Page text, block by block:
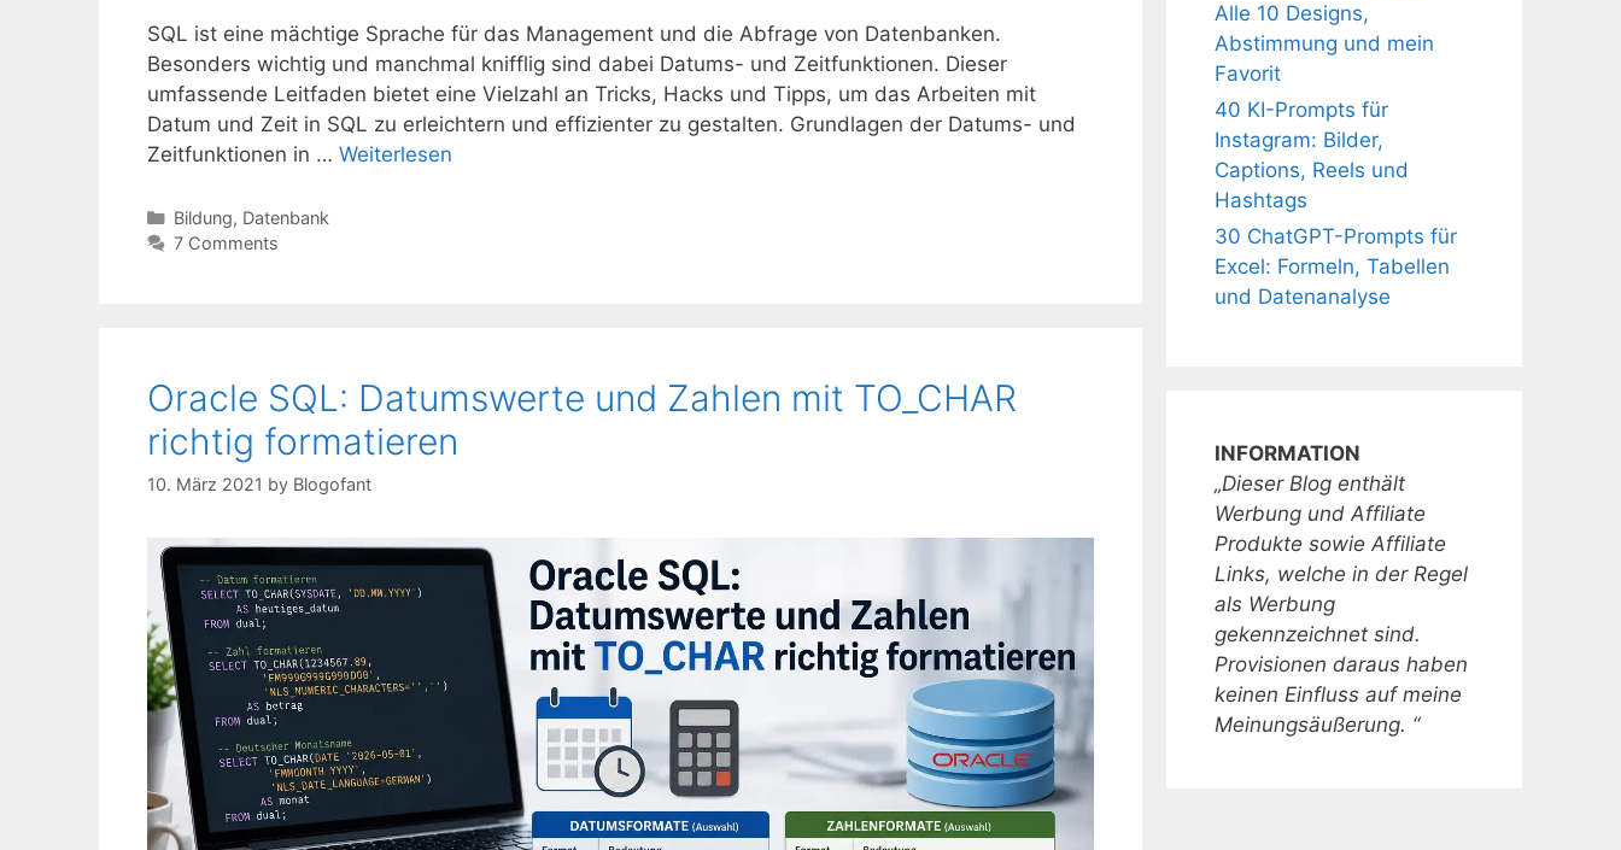
SQL ist eine mächtige Sprache für das Management und die Abfrage von Datenbanken.
Besonders wichtig und manchmal knifflig sind dabei Datums- und Zeitfunktionen. Dieser
umfassende Leitfaden bietet eine Vielzahl an Tricks, Hacks und Tipps, um das Arbeiten mit
Datum und Zeit in SQL zu erleichtern und effizienter zu gestalten. Grundlagen der Datums- und
Zeitfunktionen in … Weiterlesen
Kategorien
Bildung, Datenbank
7 Comments
Oracle SQL: Datumswerte und Zahlen mit TO_CHAR
richtig formatieren
10. März 2021 by Blogofant
Alle 10 Designs,
Abstimmung und mein
Favorit
40 KI-Prompts für
Instagram: Bilder,
Captions, Reels und
Hashtags
30 ChatGPT-Prompts für
Excel: Formeln, Tabellen
und Datenanalyse
INFORMATION
„Dieser Blog enthält
Werbung und Affiliate
Produkte sowie Affiliate
Links, welche in der Regel
als Werbung
gekennzeichnet sind.
Provisionen daraus haben
keinen Einfluss auf meine
Meinungsäußerung. “